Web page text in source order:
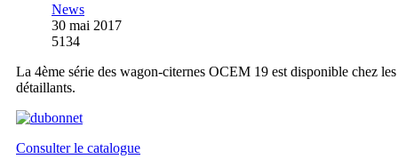
News
30 mai 2017
5134
La 4ème série des wagon-citernes OCEM 19 est disponible chez les
détaillants.
Consulter le catalogue